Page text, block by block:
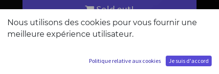
Sold out!
M'ajouter à la liste d'attente
Nous utilisons des cookies pour vous fournir une
meilleure expérience utilisateur.
Politique relative aux cookies Je suis d'accord